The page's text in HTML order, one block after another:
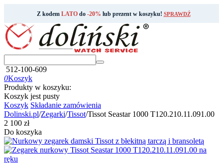
Z kodem LATOdo -20% lub prezent w koszyku! SPRAWDŹ
512-100-609
0Koszyk
Produkty w koszyku:
Koszyk jest pusty
Koszyk Składanie zamówienia
Dolinski.pl/Zegarki/Tissot/Tissot Seastar 1000 T120.210.11.091.00
‍2 100‍ zł
Do koszyka